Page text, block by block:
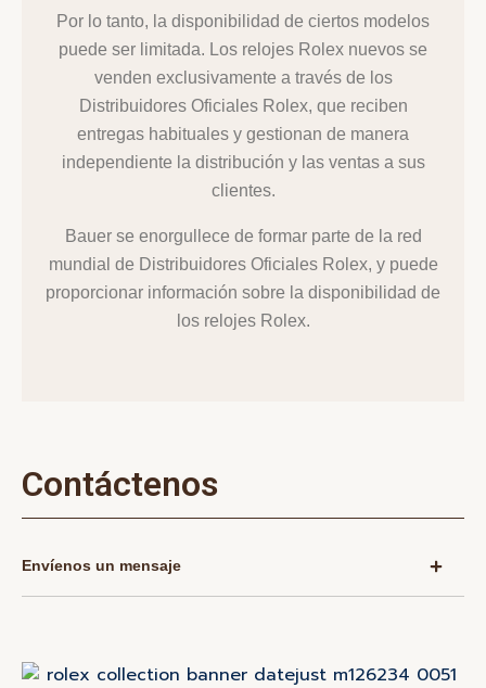
Por lo tanto, la disponibilidad de ciertos modelos
puede ser limitada. Los relojes Rolex nuevos se
venden exclusivamente a través de los
Distribuidores Oficiales Rolex, que reciben
entregas habituales y gestionan de manera
independiente la distribución y las ventas a sus
clientes.
Bauer se enorgullece de formar parte de la red
mundial de Distribuidores Oficiales Rolex, y puede
proporcionar información sobre la disponibilidad de
los relojes Rolex.
Contáctenos
Envíenos un mensaje